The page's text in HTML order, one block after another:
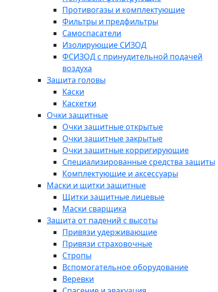
Противогазы и комплектующие
Фильтры и предфильтры
Самоспасатели
Изолирующие СИЗОД
ФСИЗОД с принудительной подачей
воздуха
Защита головы
Каски
Каскетки
Очки защитные
Очки защитные открытые
Очки защитные закрытые
Очки защитные корригирующие
Специализированные средства защиты
Комплектующие и аксессуары
Маски и щитки защитные
Щитки защитные лицевые
Маски сварщика
Защита от падений с высоты
Привязи удерживающие
Привязи страховочные
Стропы
Вспомогательное оборудование
Веревки